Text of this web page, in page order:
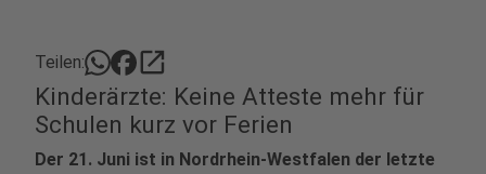
Teilen: open_in_new
Kinderärzte: Keine Atteste mehr für
Schulen kurz vor Ferien
Der 21. Juni ist in Nordrhein-Westfalen der letzte